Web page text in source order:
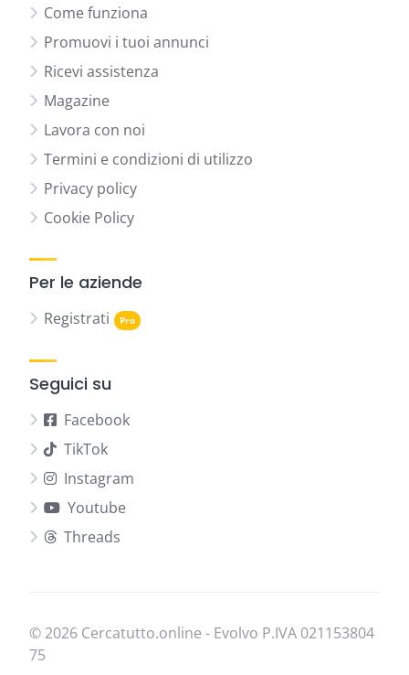
Come funziona
Promuovi i tuoi annunci
Ricevi assistenza
Magazine
Lavora con noi
Termini e condizioni di utilizzo
Privacy policy
Cookie Policy
Per le aziende
Registrati
Seguici su
Facebook
TikTok
Instagram
Youtube
Threads
© 2026 Cercatutto.online - Evolvo P.IVA 021​153​804​
75